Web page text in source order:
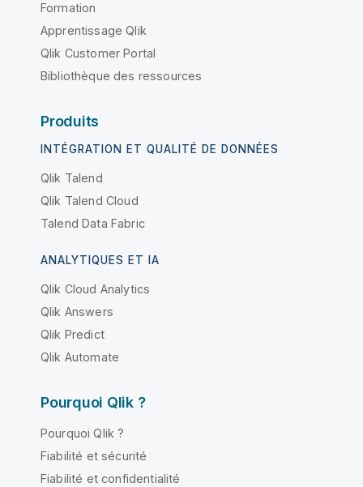
Formation
Apprentissage Qlik
Qlik Customer Portal
Bibliothèque des ressources
Produits
INTÉGRATION ET QUALITÉ DE DONNÉES
Qlik Talend
Qlik Talend Cloud
Talend Data Fabric
ANALYTIQUES ET IA
Qlik Cloud Analytics
Qlik Answers
Qlik Predict
Qlik Automate
Pourquoi Qlik ?
Pourquoi Qlik ?
Fiabilité et sécurité
Fiabilité et confidentialité